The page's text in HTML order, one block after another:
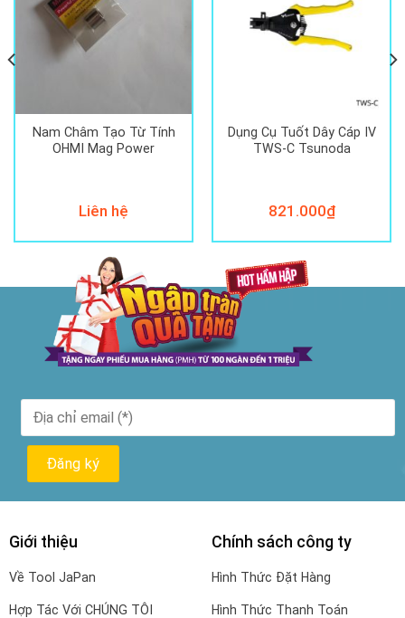
Nam Châm Tạo Từ Tính
OHMI Mag Power
Liên hệ
Dụng Cụ Tuốt Dây Cáp IV
TWS-C Tsunoda
821.000₫
Giới thiệu
Về Tool JaPan
Hợp Tác Với CHÚNG TÔI
Chính sách công ty
Hình Thức Đặt Hàng
Hình Thức Thanh Toán